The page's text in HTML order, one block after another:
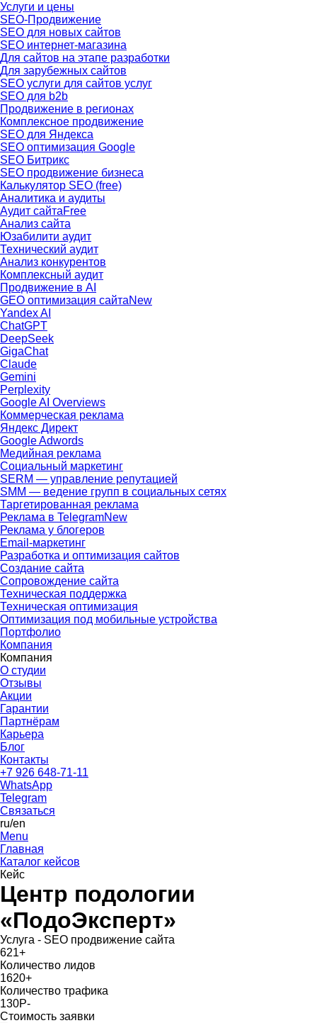
Услуги и цены
SEO-Продвижение
SEO для новых сайтов
SEO интернет-магазина
Для сайтов на этапе разработки
Для зарубежных сайтов
SEO услуги для сайтов услуг
SEO для b2b
Продвижение в регионах
Комплексное продвижение
SEO для Яндекса
SEO оптимизация Google
SEO Битрикс
SEO продвижение бизнеса
Калькулятор SEO (free)
Аналитика и аудиты
Аудит сайтаFree
Анализ сайта
Юзабилити аудит
Технический аудит
Анализ конкурентов
Комплексный аудит
Продвижение в AI
GEO оптимизация сайтаNew
Yandex AI
ChatGPT
DeepSeek
GigaChat
Claude
Gemini
Perplexity
Google AI Overviews
Коммерческая реклама
Яндекс Директ
Google Adwords
Медийная реклама
Социальный маркетинг
SERM — управление репутацией
SMM — ведение групп в социальных сетях
Таргетированная реклама
Реклама в TelegramNew
Реклама у блогеров
Email-маркетинг
Разработка и оптимизация сайтов
Создание сайта
Сопровождение сайта
Техническая поддержка
Техническая оптимизация
Оптимизация под мобильные устройства
Портфолио
Компания
Компания
О студии
Отзывы
Акции
Гарантии
Партнёрам
Карьера
Блог
Контакты
+7 926 648-71-11
WhatsApp
Telegram
Связаться
ru/en
Menu
Главная
Каталог кейсов
Кейс
Центр подологии
«ПодоЭксперт»
Услуга - SEO продвижение сайта
621+
Количество лидов
1620+
Количество трафика
130Р-
Стоимость заявки